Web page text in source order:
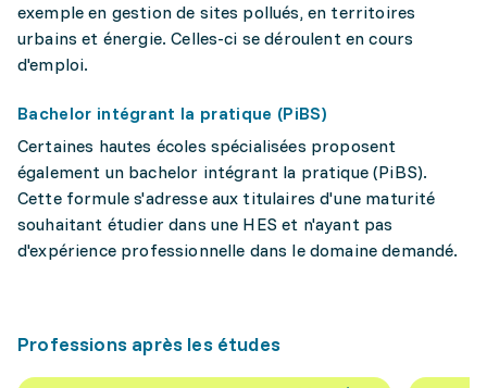
exemple en gestion de sites pollués, en territoires
urbains et énergie. Celles-ci se déroulent en cours
d'emploi.
Bachelor intégrant la pratique (PiBS)
Certaines hautes écoles spécialisées proposent
également un bachelor intégrant la pratique (PiBS).
Cette formule s'adresse aux titulaires d'une maturité
souhaitant étudier dans une HES et n'ayant pas
d'expérience professionnelle dans le domaine demandé.
Professions après les études